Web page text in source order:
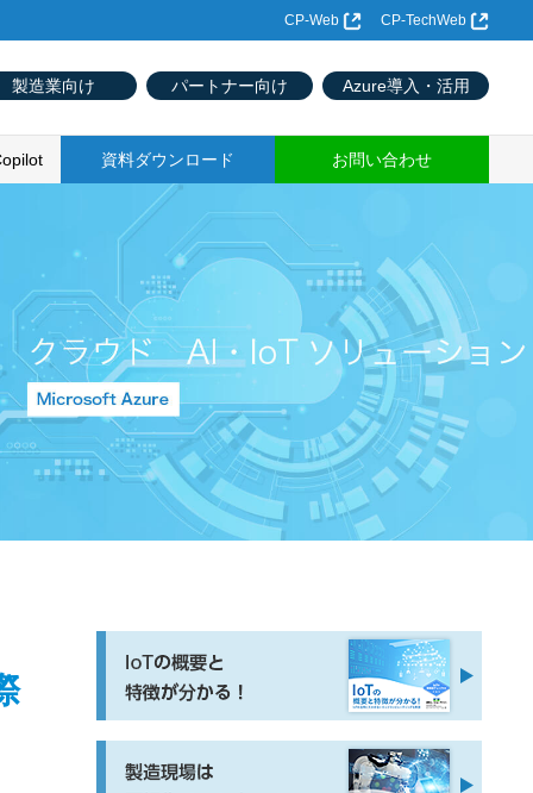
CP-Web CP-TechWeb
製造業向け パートナー向け Azure導入・活用
資料ダウンロード お問い合わせ